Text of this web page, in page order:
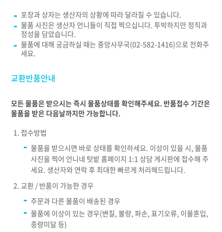
포장과 상자는 생산자의 상황에 따라 달라질 수 있습니다.
물품 사진은 생산자 언니들이 직접 찍으십니다. 투박하지만 정직과
정성을 담았습니다.
물품에 대해 궁금하실 때는 중앙사무국(02-582-1416)으로 전화주
세요.
교환반품안내
모든 물품은 받으시는 즉시 물품상태를 확인해주세요. 반품접수 기간은
물품을 받은 다음날까지만 가능합니다.
접수방법
물품을 받으시면 바로 상태를 확인하세요. 이상이 있을 시, 물품
사진을 찍어 언니네 텃밭 홈페이지 1:1 상담 게시판에 접수해 주
세요. 생산자와 연락 후 최대한 빠르게 처리해드립니다.
교환 / 반품이 가능한 경우
주문과 다른 물품이 배송된 경우
물품에 이상이 있는 경우(변질, 불량, 파손, 표기오류, 이물혼입,
중량미달 등)